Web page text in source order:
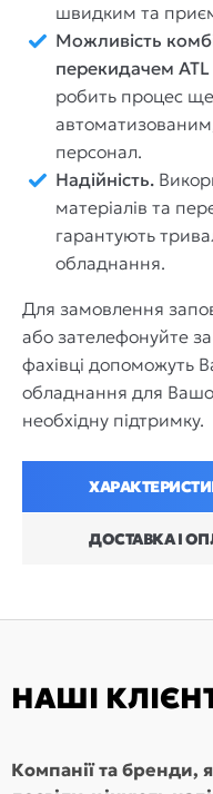
швидким та
Можливість
перекидачем
робить процес
персонал.
Надійність.
матеріалів та
гарантують
обладнання.
Для замовлення
або зателефонуйте
фахівці допоможуть
обладнання для
необхідну підтримку.
ДОСТАВКА І
НАШІ
Компанії та бренди,